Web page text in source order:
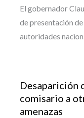
El gobernador
de presentación
autoridades
Desaparición
comisario a
amenazas